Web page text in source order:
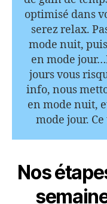
optimisé dans
serez relax.
mode nuit,
en mode
jours vous
info, nous
en mode nuit,
mode jour.
Nos